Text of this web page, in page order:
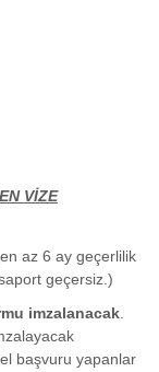
VİZE
az 6 ay geçerlilik
geçersiz.)
imzalanacak
başvuru yapanlar